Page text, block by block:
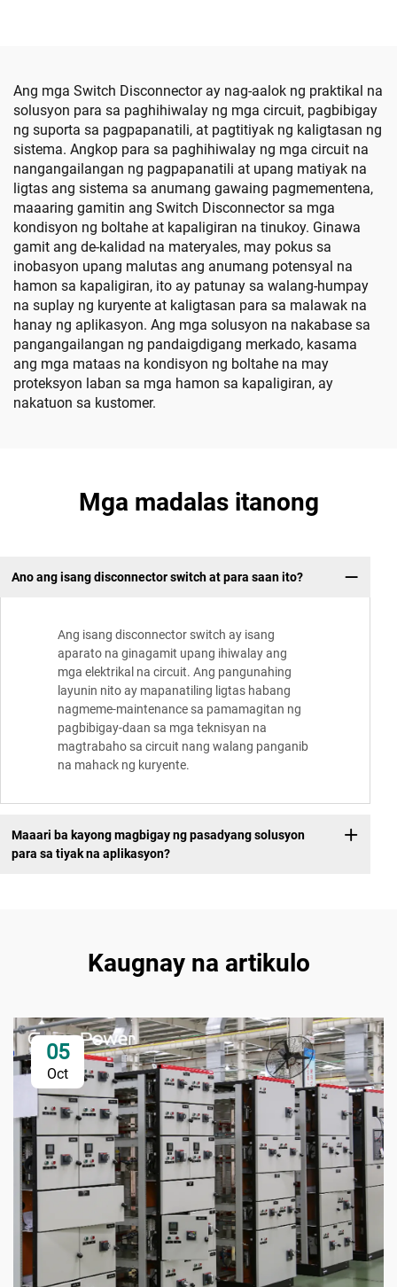
Ang mga Switch Disconnector ay nag-aalok ng praktikal na
solusyon para sa paghihiwalay ng mga circuit, pagbibigay
ng suporta sa pagpapanatili, at pagtitiyak ng kaligtasan ng
sistema. Angkop para sa paghihiwalay ng mga circuit na
nangangailangan ng pagpapanatili at upang matiyak na
ligtas ang sistema sa anumang gawaing pagmementena,
maaaring gamitin ang Switch Disconnector sa mga
kondisyon ng boltahe at kapaligiran na tinukoy. Ginawa
gamit ang de-kalidad na materyales, may pokus sa
inobasyon upang malutas ang anumang potensyal na
hamon sa kapaligiran, ito ay patunay sa walang-humpay
na suplay ng kuryente at kaligtasan para sa malawak na
hanay ng aplikasyon. Ang mga solusyon na nakabase sa
pangangailangan ng pandaigdigang merkado, kasama
ang mga mataas na kondisyon ng boltahe na may
proteksyon laban sa mga hamon sa kapaligiran, ay
nakatuon sa kustomer.
Mga madalas itanong
Ano ang isang disconnector switch at para saan ito?
Ang isang disconnector switch ay isang
aparato na ginagamit upang ihiwalay ang
mga elektrikal na circuit. Ang pangunahing
layunin nito ay mapanatiling ligtas habang
nagmeme-maintenance sa pamamagitan ng
pagbibigay-daan sa mga teknisyan na
magtrabaho sa circuit nang walang panganib
na mahack ng kuryente.
Maaari ba kayong magbigay ng pasadyang solusyon
para sa tiyak na aplikasyon?
Kaugnay na artikulo
05
Oct